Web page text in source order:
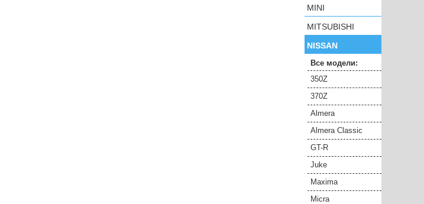
MINI
MITSUBISHI
NISSAN
Все модели:
350Z
370Z
Almera
Almera Classic
GT-R
Juke
Maxima
Micra